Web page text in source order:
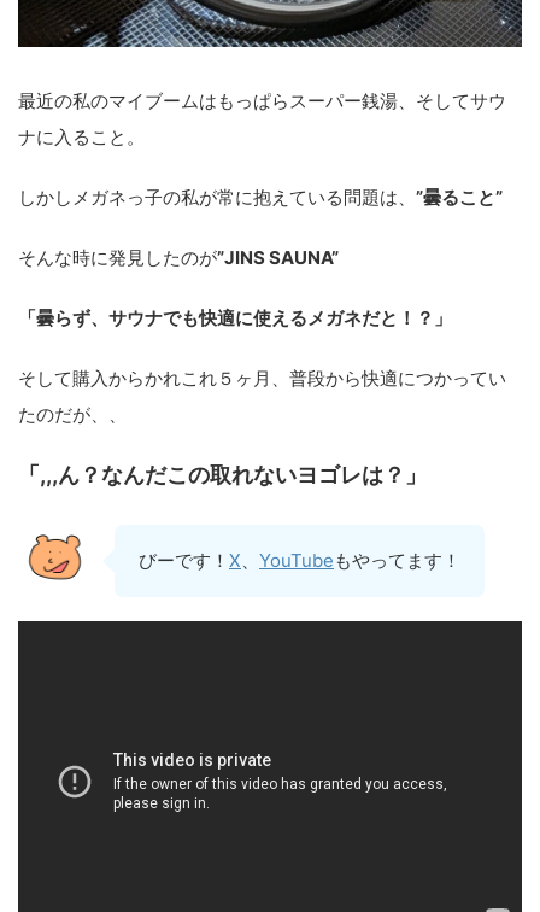
最近の私のマイブームはもっぱらスーパー銭湯、そしてサウ
ナに入ること。
しかしメガネっ子の私が常に抱えている問題は、 ”曇ること”
そんな時に発見したのが”JINS SAUNA”
「曇らず、サウナでも快適に使えるメガネだと！？」
そして購入からかれこれ５ヶ月、普段から快適につかってい
たのだが、、
「,,,ん？なんだこの取れないヨゴレは？」
びーです！ X、 YouTube もやってます！